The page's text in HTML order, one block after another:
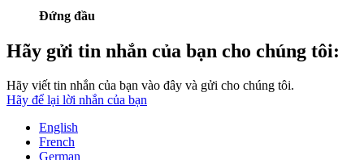
Đứng đầu
Hãy gửi tin nhắn của bạn cho chúng tôi:
Hãy viết tin nhắn của bạn vào đây và gửi cho chúng tôi.
Hãy để lại lời nhắn của bạn
English
French
German